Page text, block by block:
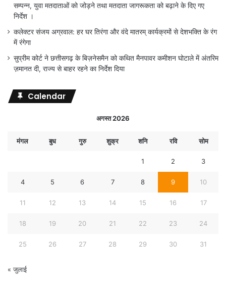
सम्पन्न, युवा मतदाताओं को जोड़ने तथा मतदाता जागरूकता को बढ़ाने के दिए गए
निर्देश ।
कलेक्टर संजय अग्रवाल: हर घर तिरंगा और वंदे मातरम् कार्यक्रमों से देशभक्ति के रंग
में रंगेगा
सुप्रीम कोर्ट ने छत्तीसगढ़ के बिज़नेसमैन को कथित मैनपावर कमीशन घोटाले में अंतरिम
ज़मानत दी, राज्य से बाहर रहने का निर्देश दिया
Calendar
अगस्त 2026
मंगल बुध गुरु शुक्र शनि रवि सोम
1 2 3
4 5 6 7 8 9 10
11 12 13 14 15 16 17
18 19 20 21 22 23 24
25 26 27 28 29 30 31
« जुलाई